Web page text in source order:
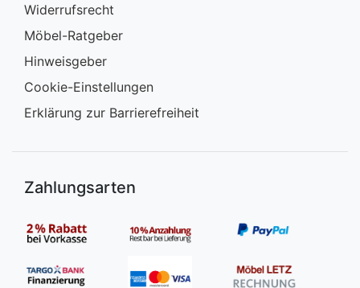
Widerrufsrecht
Möbel-Ratgeber
Hinweisgeber
Cookie-Einstellungen
Erklärung zur Barrierefreiheit
Zahlungsarten